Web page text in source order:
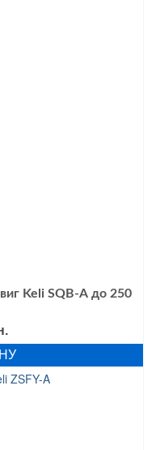
Keli SQB-А до 250